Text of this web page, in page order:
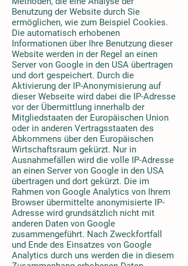
Benutzung der Website durch Sie
ermöglichen, wie zum Beispiel Cookies.
Die automatisch erhobenen
Informationen über Ihre Benutzung dieser
Website werden in der Regel an einen
Server von Google in den USA übertragen
und dort gespeichert. Durch die
Aktivierung der IP-Anonymisierung auf
dieser Webseite wird dabei die IP-Adresse
vor der Übermittlung innerhalb der
Mitgliedstaaten der Europäischen Union
oder in anderen Vertragsstaaten des
Abkommens über den Europäischen
Wirtschaftsraum gekürzt. Nur in
Ausnahmefällen wird die volle IP-Adresse
an einen Server von Google in den USA
übertragen und dort gekürzt. Die im
Rahmen von Google Analytics von Ihrem
Browser übermittelte anonymisierte IP-
Adresse wird grundsätzlich nicht mit
anderen Daten von Google
zusammengeführt. Nach Zweckfortfall
und Ende des Einsatzes von Google
Analytics durch uns werden die in diesem